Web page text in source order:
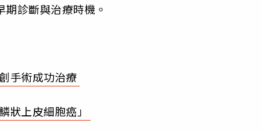
診斷與治療時機。
手術成功治療
上皮細胞癌」